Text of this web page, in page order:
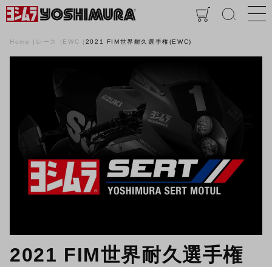
Home レース EWC 2021 FIM世界耐久選手権(EWC)
2021 FIM世界耐久選手権